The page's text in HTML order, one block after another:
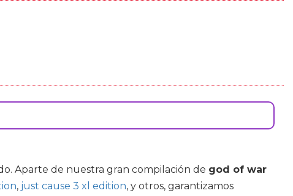
Aparte de nuestra gran compilación de god of war
, just cause 3 xl edition, y otros, garantizamos